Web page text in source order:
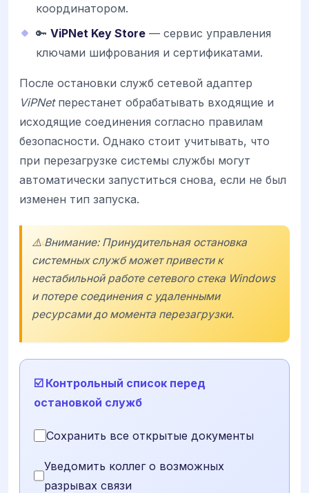
координатором.
🔑 ViPNet Key Store — сервис управления
ключами шифрования и сертификатами.
После остановки служб сетевой адаптер
ViPNetперестанет обрабатывать входящие и
исходящие соединения согласно правилам
безопасности. Однако стоит учитывать, что
при перезагрузке системы службы могут
автоматически запуститься снова, если не был
изменен тип запуска.
⚠️ Внимание: Принудительная остановка
системных служб может привести к
нестабильной работе сетевого стека Windows
и потере соединения с удаленными
ресурсами до момента перезагрузки.
☑️ Контрольный список перед
остановкой служб
Сохранить все открытые документы
Уведомить коллег о возможных
разрывах связи